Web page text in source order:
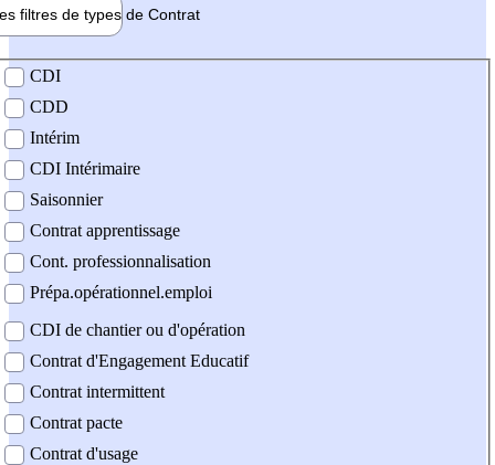
filtres de types de Contrat
contrat
CDI
CDD
Intérim
CDI Intérimaire
Saisonnier
Contrat apprentissage
Cont. professionnalisation
Prépa.opérationnel.emploi
CDI de chantier ou d'opération
Contrat d'Engagement Educatif
Contrat intermittent
Contrat pacte
Contrat d'usage